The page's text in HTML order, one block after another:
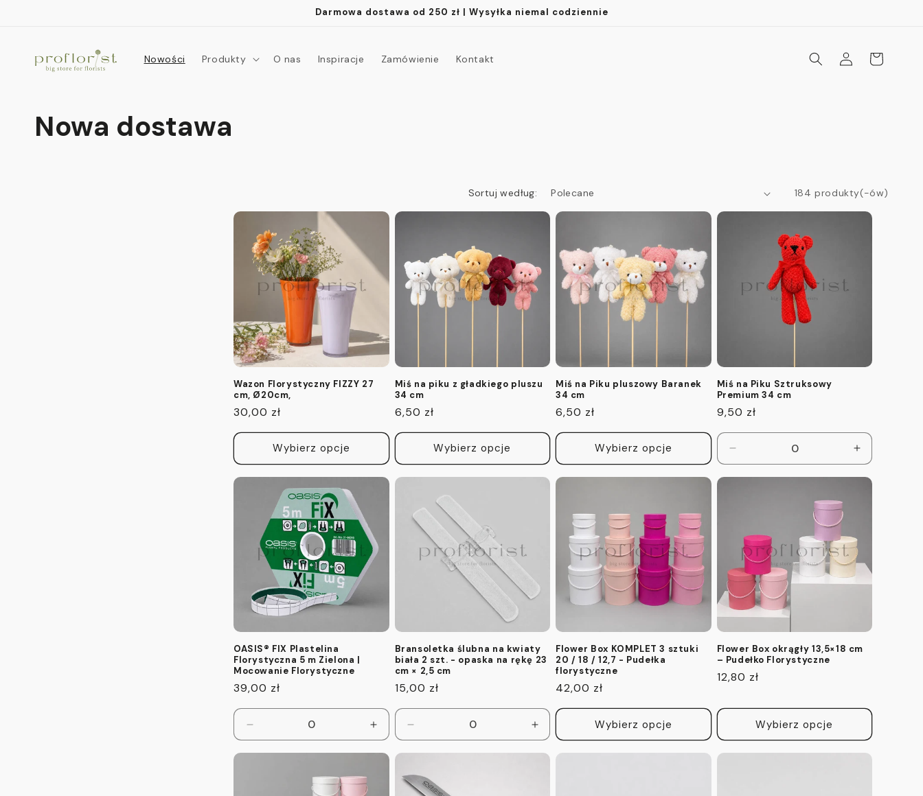
Darmowa dostawa od 250 zł | Wysyłka niemal codziennie
Nowości Produkty O nas Inspiracje Zamówienie Kontakt
Zaloguj
się
Koszyk
K
Nowa dostawa
Sortuj według: 184 produkty(-ów)
Wazon Florystyczny FIZZY 27
cm, Ø20cm,
Cena
regularna
30,00 zł
Wybierz opcje
Miś na piku z gładkiego pluszu
34 cm
Cena
regularna
6,50 zł
Wybierz opcje
Miś na Piku pluszowy Baranek
34 cm
Cena
regularna
6,50 zł
Wybierz opcje
Miś na Piku Sztruksowy
Premium 34 cm
Cena
9,50 zł
ilość
Zwiększ
ilość
dla
OASIS® FIX Plastelina
Florystyczna 5 m Zielona |
Mocowanie Florystyczne
Cena
39,00 zł
ilość
Zwiększ
ilość
dla
Default
Bransoletka ślubna na kwiaty
biała 2 szt. - opaska na rękę 23
cm × 2,5 cm
Cena
15,00 zł
ilość
Default
Title
Zwiększ
ilość
dla
Flower Box KOMPLET 3 sztuki
20 / 18 / 12,7 - Pudełka
florystyczne
Cena
regularna
42,00 zł
Wybierz opcje
Flower Box okrągły 13,5×18 cm
– Pudełko Florystyczne
Cena
12,80 zł
Wybierz opcje